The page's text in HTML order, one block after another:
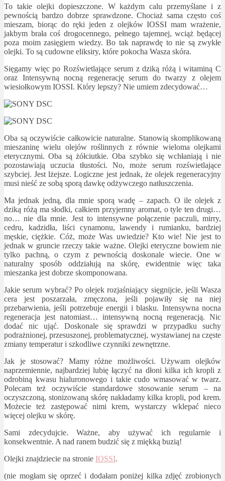
To takie olejki dopieszczone. W każdym calu przemyślane i z
pewnością bardzo dobrze sprawdzone. Chociaż sama często coś
mieszam, biorąc do ręki jeden z olejków IOSSI mam wrażenie,
jakbym brała coś drogocennego, pełnego tajemnej, wciąż będącej
poza moim zasięgiem wiedzy. Bo tak naprawdę to nie są zwykłe
olejki. To są cudowne eliksiry, które pokocha Wasza skóra.
Sięgamy więc po Rozświetlające serum z dziką różą i witaminą C
oraz Intensywną nocną regenerację serum do twarzy z olejem
wiesiołkowym IOSSI. Który lepszy? Nie umiem zdecydować…
Oba są oczywiście całkowicie naturalne. Stanowią skomplikowaną
mieszaninę wielu olejów roślinnych z równie wieloma olejkami
eterycznymi. Oba są żółciutkie. Oba szybko się wchłaniają i nie
pozostawiają uczucia tłustości. No, może serum rozświetlające
szybciej. Jest lżejsze. Logiczne jest jednak, że olejek regeneracyjny
musi nieść ze sobą sporą dawkę odżywczego natłuszczenia.
Ma jednak jedną, dla mnie sporą wadę – zapach. O ile olejek z
dziką różą ma słodki, całkiem przyjemny aromat, o tyle ten drugi…
no… nie dla mnie. Jest to intensywne połączenie paczuli, mirry,
cedru, kadzidła, liści cynamonu, lawendy i rumianku, bardziej
męskie, ciężkie. Cóż, może Was uwiedzie? Kto wie! Nie jest to
jednak w gruncie rzeczy takie ważne. Olejki eteryczne bowiem nie
tylko pachną, o czym z pewnością doskonale wiecie. One w
naturalny sposób oddziałują na skórę, ewidentnie więc taka
mieszanka jest dobrze skomponowana.
Jakie serum wybrać? Po olejek rozjaśniający sięgnijcie, jeśli Wasza
cera jest poszarzała, zmęczona, jeśli pojawiły się na niej
przebarwienia, jeśli potrzebuje energii i blasku. Intensywna nocna
regeneracja jest natomiast… intensywną nocną regeneracją. Nic
dodać nic ująć. Doskonale się sprawdzi w przypadku suchy
podrażnionej, przesuszonej, problematycznej, wystawianej na częste
zmiany temperatur i szkodliwe czynniki zewnętrzne.
Jak je stosować? Mamy różne możliwości. Używam olejków
naprzemiennie, najbardziej lubię łączyć na dłoni kilka ich kropli z
odrobiną kwasu hialuronowego i takie cudo wmasować w twarz.
Polecam też oczywiście standardowe stosowanie serum – na
oczyszczoną, stonizowaną skórę nakładamy kilka kropli, pod krem.
Możecie też zastępować nimi krem, wystarczy wklepać nieco
więcej olejku w skórę.
Sami zdecydujcie. Ważne, aby używać ich regularnie i
konsekwentnie. A nad ranem budzić się z miękką buzią!
Olejki znajdziecie na stronie IOSSI.
(nie mogłam się oprzeć i dodałam poniżej kilka zdjęć zrobionych